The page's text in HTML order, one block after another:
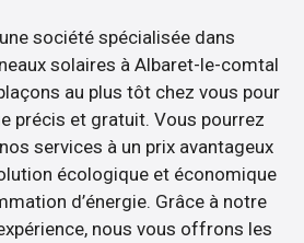
société spécialisée dans
solaires à Albaret-le-comtal
au plus tôt chez vous pour
précis et gratuit. Vous pourrez
services à un prix avantageux
écologique et économique
d’énergie. Grâce à notre
nous vous offrons les